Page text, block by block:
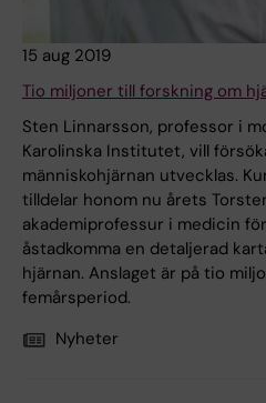
15 aug 2019
Tio miljoner till forskning om
Sten Linnarsson, professor i
Karolinska Institutet, vill
människohjärnan utvecklas.
tilldelar honom nu årets
akademiprofessur i medicin
åstadkomma en detaljerad
hjärnan. Anslaget är på tio
femårsperiod.
Nyheter